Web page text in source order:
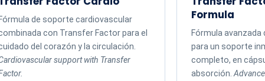
Fórmula de soporte cardiovascular
con Transfer Factor para el
del corazón y la circulación.
support with Transfer
Formula
Fórmula
para un soporte
completo, en
absorción.